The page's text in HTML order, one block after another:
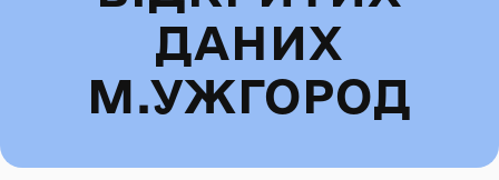
ДАНИХ
М.УЖГОРОД